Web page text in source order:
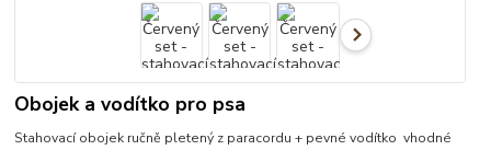
Obojek a vodítko pro psa
Stahovací obojek ručně pletený z paracordu + pevné vodítko vhodné